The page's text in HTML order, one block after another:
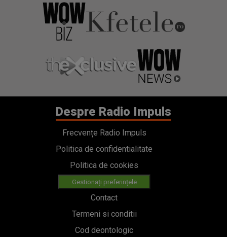
Despre Radio Impuls
Frecvențe Radio Impuls
Politica de confidentialitate
Politica de cookies
Gestionați preferințele
Contact
Termeni si conditii
Cod deontologic